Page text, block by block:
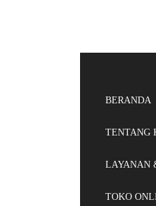
BERANDA
TENTANG
LAYANAN
TOKO